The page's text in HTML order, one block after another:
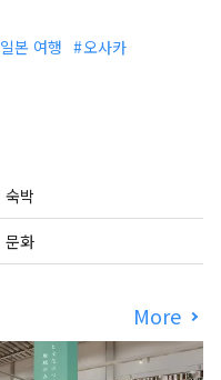
일본 여행
오사카
숙박
문화
More